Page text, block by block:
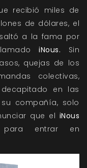
recibió miles de
de dólares, el
a la fama por
iNous. Sin
quejas de los
colectivas,
en las
compañía, solo
que el iNous
para entrar en